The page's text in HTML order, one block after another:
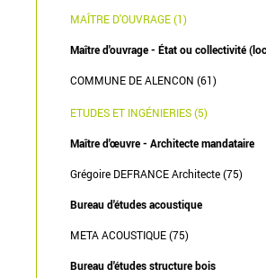
MAÎTRE D'OUVRAGE (1)
Maître d'ouvrage - État ou collectivité
COMMUNE DE ALENCON (61)
ETUDES ET INGÉNIERIES (5)
Maître d'œuvre - Architecte mandataire
Grégoire DEFRANCE Architecte (75)
Bureau d'études acoustique
META ACOUSTIQUE (75)
Bureau d'études structure bois